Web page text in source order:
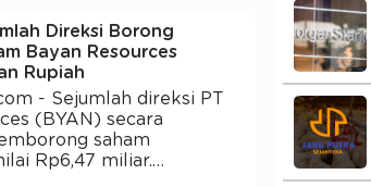
Direksi Borong
Bayan Resources
Rupiah
- Sejumlah direksi PT
(BYAN) secara
saham
Rp6,47 miliar.…